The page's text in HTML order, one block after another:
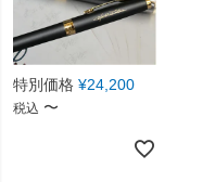
特別価格 ¥24,200
税込 〜